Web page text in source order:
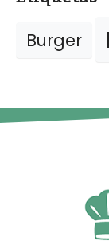
Burger